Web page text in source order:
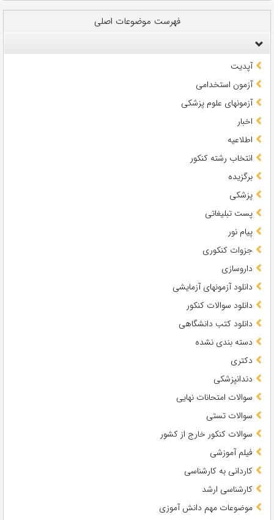
فهرست موضوعات اصلی
آپدیت
آزمون استخدامی
آزمونهای علوم پزشکی
اخبار
اطلاعیه
انتخاب رشته کنکور
برگزیده
پزشکی
پست تبلیغاتی
پیام نور
جزوات کنکوری
داروسازی
دانلود آزمونهای آزمایشی
دانلود سوالات کنکور
دانلود کتب دانشگاهی
دسته بندی نشده
دکتری
دندانپزشکی
سوالات امتحانات نهایی
سوالات تستی
سوالات کنکور خارج از کشور
فیلم آموزشی
کاردانی به کارشناسی
کارشناسی ارشد
موضوعات مهم دانش آموزی